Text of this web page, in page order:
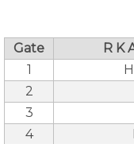
Gate
R K
1
2
3
4